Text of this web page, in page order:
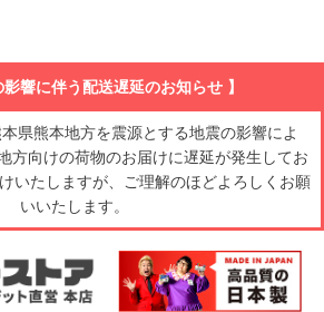
影響に伴う配送遅延のお知らせ 】
県熊本地方を震源とする地震の影響によ
方向けの荷物のお届けに遅延が発生してお
いたしますが、ご理解のほどよろしくお願
いいたします。